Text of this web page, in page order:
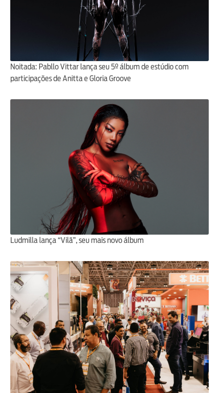
Noitada: Pabllo Vittar lança seu 5º álbum de estúdio com
participações de Anitta e Gloria Groove
Ludmilla lança “Vilã”, seu mais novo álbum